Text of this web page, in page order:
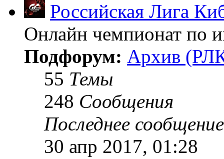
Российская Лига
Онлайн чемпионат по
Подфорум: Архив
55 Темы
248 Сообщения
Последнее сообщение
30 апр 2017, 01:28